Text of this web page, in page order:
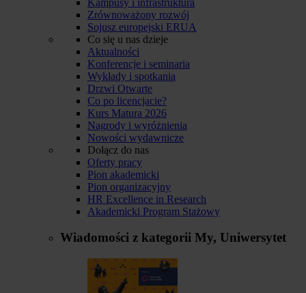
Zrównoważony rozwój
Sojusz europejski ERUA
Co się u nas dzieje
Aktualności
Konferencje i seminaria
Wykłady i spotkania
Drzwi Otwarte
Co po licencjacie?
Kurs Matura 2026
Nagrody i wyróżnienia
Nowości wydawnicze
Dołącz do nas
Oferty pracy
Pion akademicki
Pion organizacyjny
HR Excellence in Research
Akademicki Program Stażowy
Wiadomości z kategorii My, Uniwersytet